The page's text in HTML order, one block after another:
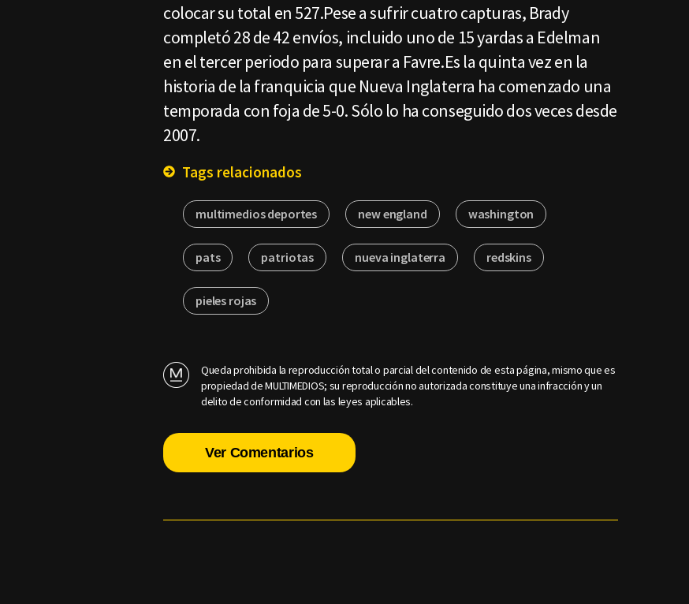
colocar su total en 527.Pese a sufrir cuatro capturas, Brady
completó 28 de 42 envíos, incluido uno de 15 yardas a Edelman
en el tercer periodo para superar a Favre.Es la quinta vez en la
historia de la franquicia que Nueva Inglaterra ha comenzado una
temporada con foja de 5-0. Sólo lo ha conseguido dos veces desde
2007.
Tags relacionados
multimedios deportes new england washington
pats patriotas nueva inglaterra redskins
pieles rojas
Queda prohibida la reproducción total o parcial del contenido de esta página, mismo que es
propiedad de MULTIMEDIOS; su reproducción no autorizada constituye una infracción y un
delito de conformidad con las leyes aplicables.
Ver Comentarios